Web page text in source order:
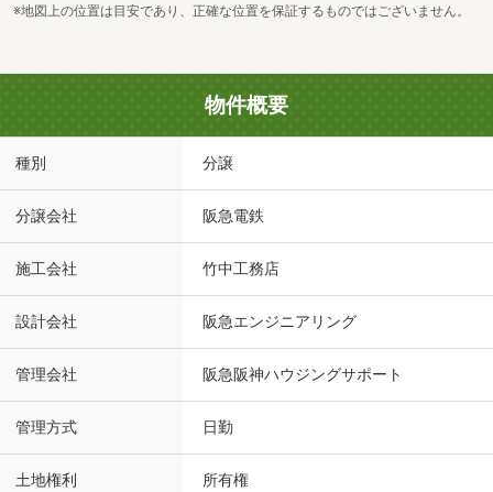
※地図上の位置は目安であり、正確な位置を保証するものではございません。
物件概要
種別 分譲
分譲会社 阪急電鉄
施工会社 竹中工務店
設計会社 阪急エンジニアリング
管理会社 阪急阪神ハウジングサポート
管理方式 日勤
土地権利 所有権